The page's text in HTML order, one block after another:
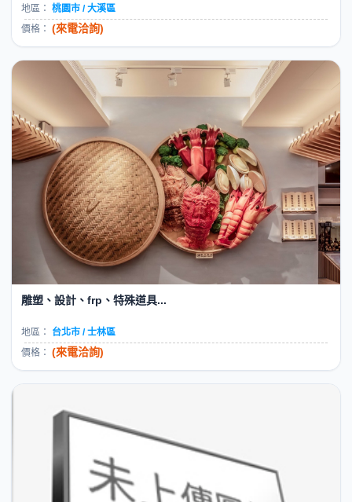
地區： 桃園市 / 大溪區
價格： (來電洽詢)
雕塑、設計、frp、特殊道具...
地區：
台北市 / 士林區
價格： (來電洽詢)